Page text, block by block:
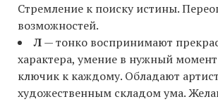
Стремление к поиску истины.
возможностей.
Л— тонко воспринимают
характера, умение в нужный
ключик к каждому. Обладают
художественным складом ума.